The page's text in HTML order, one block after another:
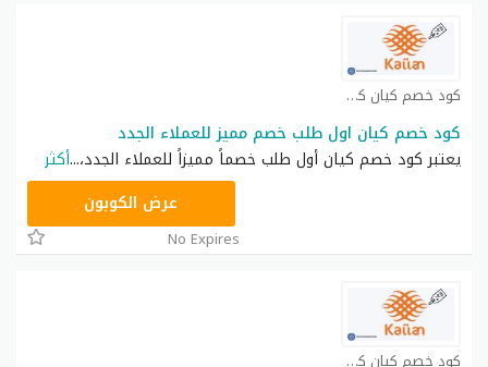
كود خصم كيان كوبون
كود خصم كيان اول طلب خصم مميز للعملاء الجدد
يعتبر كود خصم كيان أول طلب خصماً مميزاً للعملاء الجدد،...أكثر
SAT24عرض الكوبون
No Expires
كود خصم كيان كوبون